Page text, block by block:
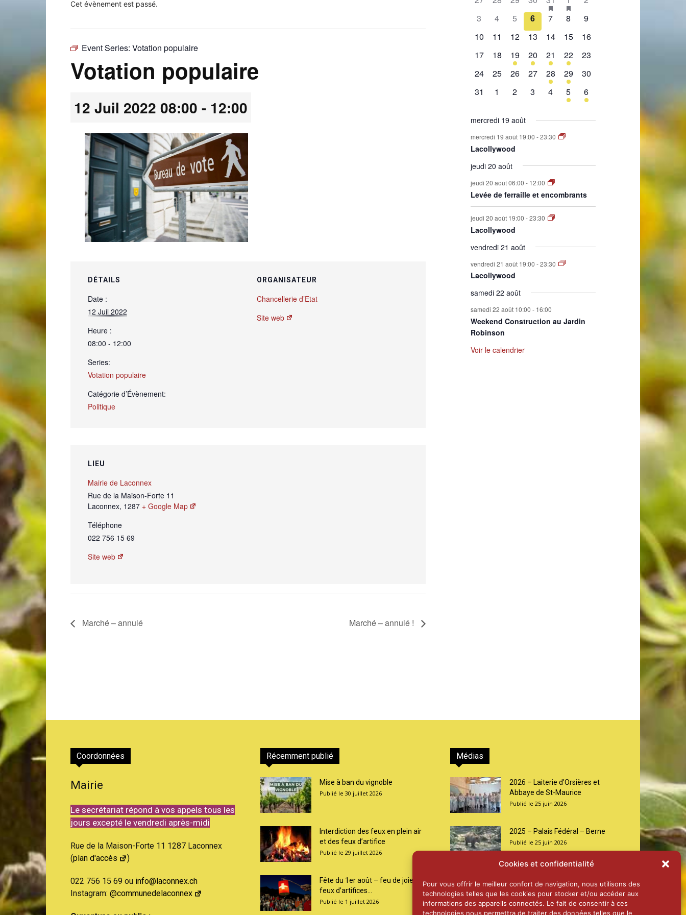
Cookies et confidentialité
Pour vous offrir le meilleur confort de navigation, nous utilisons des
technologies telles que les cookies pour stocker et/ou accéder aux
informations des appareils connectés. Le fait de consentir à ces
technologies nous permettra de traiter des données telles que le
Laconnex
Cet évènement est passé.
Event Series: Votation populaire
Votation populaire
12 Juil 2022 08:00 - 12:00
DÉTAILS
Date :
12 Juil 2022
Heure :
08:00 - 12:00
Series:
Votation populaire
Catégorie d’Évènement:
Politique
ORGANISATEUR
Chancellerie d’Etat
Site web
LIEU
Mairie de Laconnex
Rue de la Maison-Forte 11
Laconnex, 1287 + Google Map
Téléphone
022 756 15 69
Site web
Marché – annulé Marché – annulé !
de
Évènements
évènement,évènement,
évènement,
évènement,évènements,
0
3
0
évènement,
4
0
évènement,
5
0
évènement,
6
0
7
0
8
0
9
0
10
0
11
0
12
0
13
0
14
0
15
0
16
0
évènement,
17
0
évènement,
18
1
évènement,
19
2
évènements,
20
1
évènement,
21
2
évènements,
22
0
23
0
24
0
25
0
évènement,
26
0
évènement,
27
1
évènement,
28
1
évènement,
29
0
30
0
31
0
1
0
2
0
évènement,
3
0
évènement,
4
1
évènement,
5
1
évènement,
6
mercredi 19 août
mercredi 19 août 19:00 -23:30
Lacollywood
jeudi 20 août
jeudi 20 août 06:00 - 12:00
Levée de ferraille et encombrants
jeudi 20 août 19:00 -23:30
Lacollywood
vendredi 21 août
vendredi 21 août 19:00 -23:30
Lacollywood
samedi 22 août
samedi 22 août 10:00 - 16:00
Weekend Construction au Jardin
Robinson
Voir le calendrier
Coordonnées
Mairie
Le secrétariat répond à vos appels tous les
jours excepté le vendredi après-midi
Rue de la Maison-Forte 11 1287 Laconnex
(plan d'accès )
022 756 15 69 ou info@laconnex.ch
Instagram: @communedelaconnex
Récemment publié
Mise à ban du vignoble
30 juillet 2026
Interdiction des feux en plein air
et des feux d’artifice
29 juillet 2026
Fête du 1er août – feu de joie et
feux d’artifices...
1 juillet 2026
Médias
2026 – Laiterie d’Orsières et
Abbaye de St-Maurice
25 juin 2026
2025 – Palais Fédéral – Berne
25 juin 2026
Aînés – Noël 2024
14 janvier 2025